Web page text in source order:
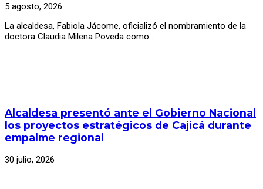
5 agosto, 2026
La alcaldesa, Fabiola Jácome, oficializó el nombramiento de la
doctora Claudia Milena Poveda como …
Alcaldesa presentó ante el Gobierno Nacional
los proyectos estratégicos de Cajicá durante
empalme regional
30 julio, 2026